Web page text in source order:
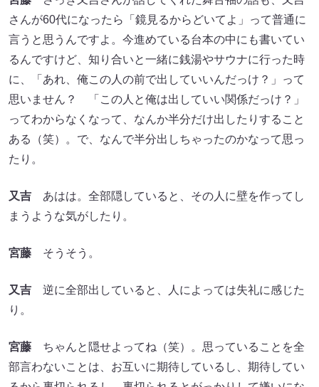
さんが60代になったら「鏡見るからどいてよ」って普通に
言うと思うんですよ。今進めている台本の中にも書いてい
るんですけど、知り合いと一緒に銭湯やサウナに行った時
に、「あれ、俺この人の前で出していいんだっけ？」って
思いません？ 「この人と俺は出していい関係だっけ？」
ってわからなくなって、なんか半分だけ出したりすること
ある（笑）。で、なんで半分出しちゃったのかなって思っ
たり。
又吉 あはは。全部隠していると、その人に壁を作ってし
まうような気がしたり。
宮藤 そうそう。
又吉 逆に全部出していると、人によっては失礼に感じた
り。
宮藤 ちゃんと隠せよってね（笑）。思っていることを全
部言わないことは、お互いに期待しているし、期待してい